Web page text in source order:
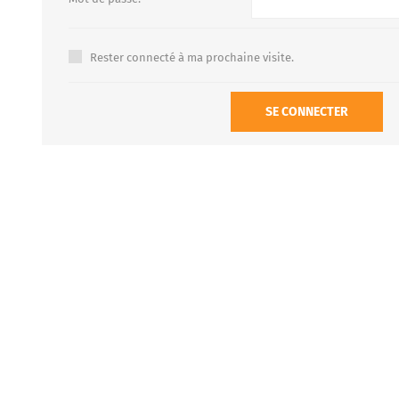
À BOIS
Rester connecté à ma prochaine visite.
SE CONNECTER